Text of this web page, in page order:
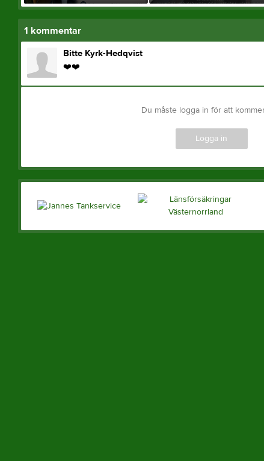
1 kommentar
Bitte Kyrk-Hedqvist
❤️❤️
Du måste logga in för att
Logga in